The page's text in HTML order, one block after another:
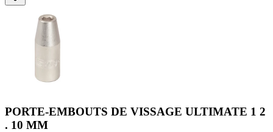
PORTE-EMBOUTS DE VISSAGE ULTIMATE 1 2
. 10 MM